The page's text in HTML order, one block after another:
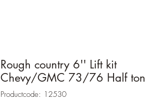
Rough country 6'' Lift kit
Chevy/GMC 73/76 Half ton
Productcode: 12530